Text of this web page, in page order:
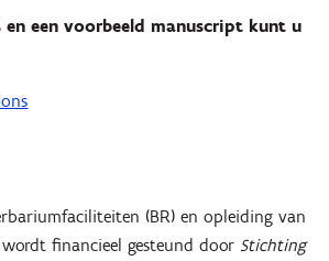
een voorbeeld manuscript kunt u
(BR) en opleiding van
financieel gesteund door Stichting